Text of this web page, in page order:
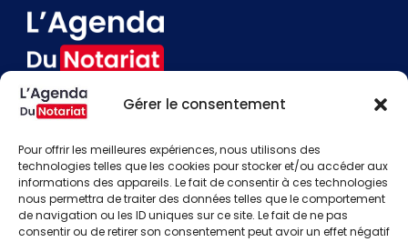
Gérer le consentement
Pour offrir les meilleures expériences, nous utilisons des
technologies telles que les cookies pour stocker et/ou accéder aux
informations des appareils. Le fait de consentir à ces technologies
nous permettra de traiter des données telles que le comportement
de navigation ou les ID uniques sur ce site. Le fait de ne pas
consentir ou de retirer son consentement peut avoir un effet négatif
Contact
Besoin d'aide
Actualités
Évènements
Offres d'emploi